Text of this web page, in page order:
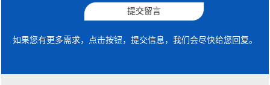
提交留言
如果您有更多需求，点击按钮，提交信息，我们会尽快给您回复。